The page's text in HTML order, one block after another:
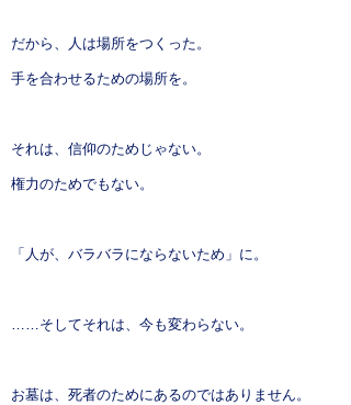
だから、人は場所をつくった。
手を合わせるための場所を。
それは、信仰のためじゃない。
権力のためでもない。
「人が、バラバラにならないため」に。
……そしてそれは、今も変わらない。
お墓は、死者のためにあるのではありません。